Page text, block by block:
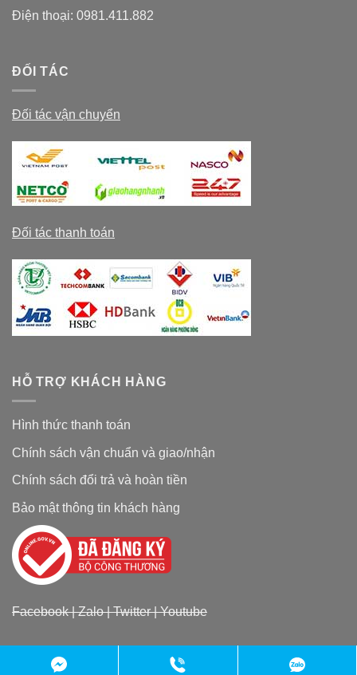
Điện thoại: 0981.411.882
ĐỐI TÁC
Đối tác vận chuyển
Đối tác thanh toán
HỖ TRỢ KHÁCH HÀNG
Hình thức thanh toán
Chính sách vận chuẩn và giao/nhận
Chính sách đổi trả và hoàn tiền
Bảo mật thông tin khách hàng
Facebook|Zalo|Twitter|Youtube